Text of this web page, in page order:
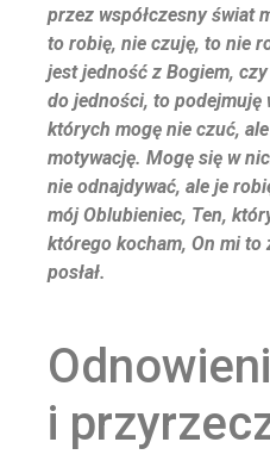
przez współczesny świat
to robię, nie czuję, to nie
jest jedność z Bogiem,
do jedności, to podejmuję
których mogę nie czuć,
motywację. Mogę się w
nie odnajdywać, ale je
mój Oblubieniec, Ten,
którego kocham, On mi to
posłał.
i